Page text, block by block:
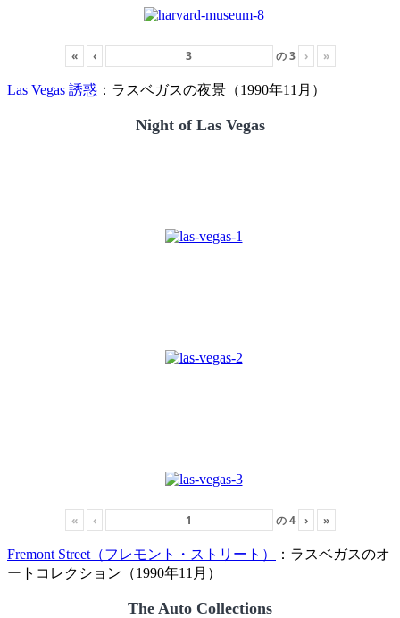
« ‹ の3 › »
Las Vegas 誘惑 ：ラスベガスの夜景（1990年11月）
Night of Las Vegas
« ‹ の4 › »
Fremont Street（フレモント・ストリート）
：ラスベガスのオ
ートコレクション（1990年11月）
The Auto Collections